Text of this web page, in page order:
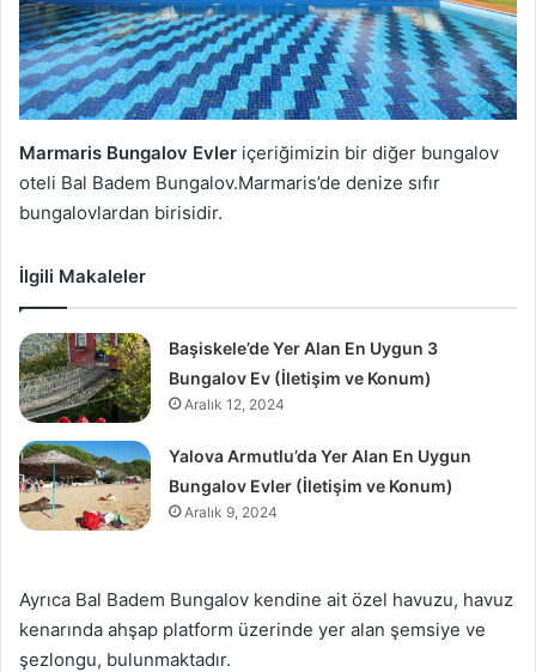
Marmaris Bungalov Evler içeriğimizin bir diğer bungalov
oteli Bal Badem Bungalov.Marmaris’de denize sıfır
bungalovlardan birisidir.
İlgili Makaleler
Başiskele’de Yer Alan En Uygun 3
Bungalov Ev (İletişim ve Konum)
Aralık 12, 2024
Yalova Armutlu’da Yer Alan En Uygun
Bungalov Evler (İletişim ve Konum)
Aralık 9, 2024
Ayrıca Bal Badem Bungalov kendine ait özel havuzu, havuz
kenarında ahşap platform üzerinde yer alan şemsiye ve
şezlongu, bulunmaktadır.